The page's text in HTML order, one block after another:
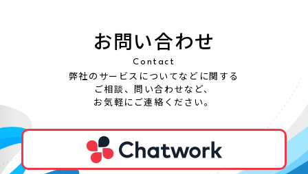
お問い合わせ
Contact
弊社のサービスについてなどに関する
ご相談、問い合わせなど、
お気軽にご連絡ください。